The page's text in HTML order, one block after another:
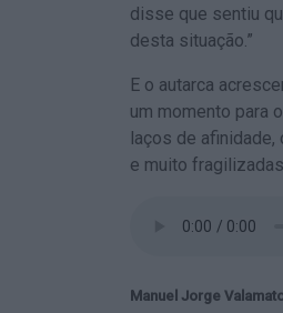
disse que sentiu
desta situação.”
E o autarca
um momento para
laços de
e muito
Manuel Jorge